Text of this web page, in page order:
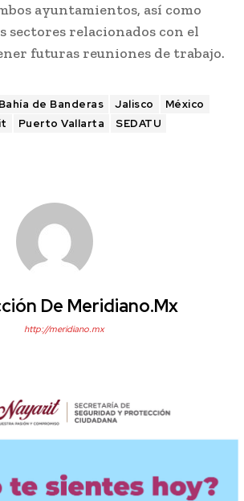
ayuntamientos, así como
sectores relacionados con el
futuras reuniones de trabajo.
Bahía de Banderas Jalisco
México
Puerto Vallarta SEDATU
De Meridiano.mx
http://meridiano.mx